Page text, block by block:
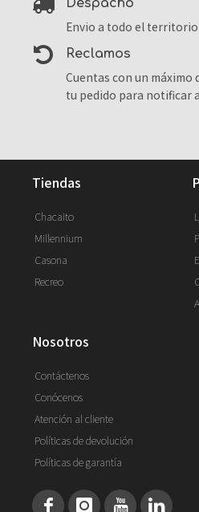
despacho
Envio a todo el
reclamos
Cuentas con un máximo
tu pedido para notificar
tiendas
Chacaito
Millennium
Casona
Recreo
nosotros
Contáctenos
Conócenos
Atención al cliente
Políticas de devolución
Políticas de garantía